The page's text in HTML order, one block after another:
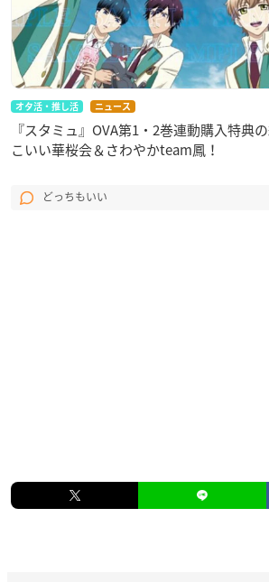
オタ活・推し活 ニュース
『スタミュ』OVA第1・2巻連動購入特典
こいい華桜会＆さわやかteam鳳！
どっちもいい